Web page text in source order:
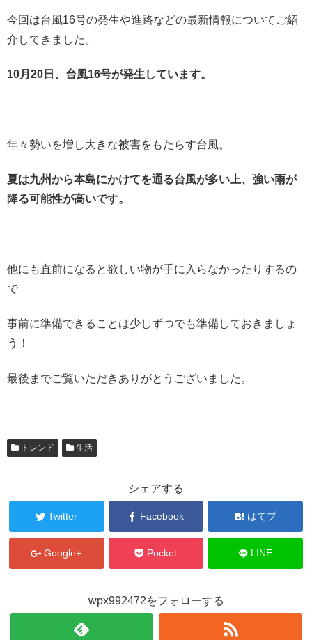
今回は台風16号の発生や進路などの最新情報についてご紹
介してきました。
10月20日 、台風16号が発生しています。
年々勢いを増し大きな被害をもたらす台風。
夏は九州から本島にかけてを通る台風が多い上、強い雨が
降る可能性が高いです。
他にも直前になると欲しい物が手に入らなかったりするの
で
事前に準備できることは少しずつでも準備しておきましょ
う！
最後までご覧いただきありがとうございました。
トレンド 生活
シェアする
Twitter Facebook はてブ
Google+ Pocket LINE
wpx992472をフォローする